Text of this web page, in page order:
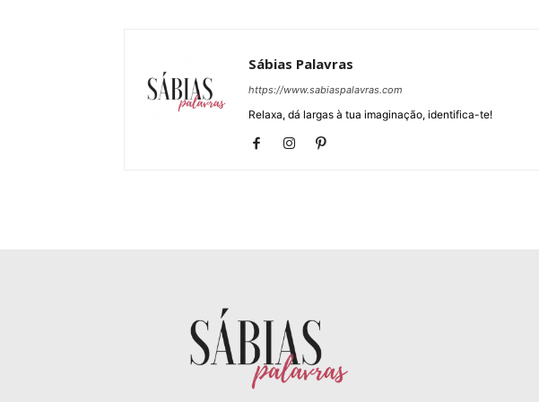
Sábias Palavras
https://www.sabiaspalavras.com
Relaxa, dá largas à tua imaginação, identifica-te!